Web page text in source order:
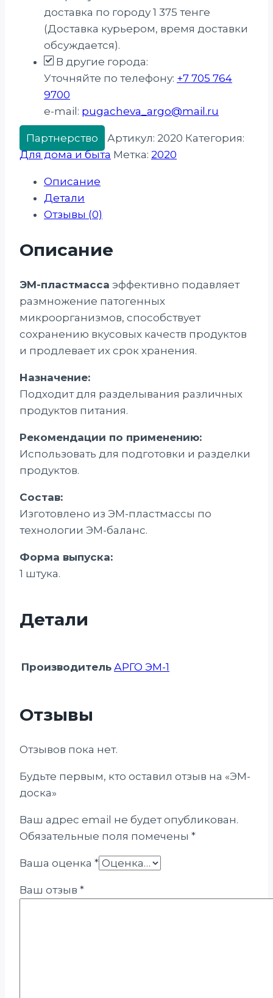
доставка по городу 1 375 тенге
(Доставка курьером, время доставки
обсуждается).
В другие города:
Уточняйте по телефону: +7 705 764
9700
e-mail: pugacheva_argo@mail.ru
Партнерство Артикул: 2020 Категория:
Для дома и быта Метка: 2020
Описание
Детали
Отзывы (0)
Описание
ЭМ-пластмасса эффективно подавляет
размножение патогенных
микроорганизмов, способствует
сохранению вкусовых качеств продуктов
и продлевает их срок хранения.
Назначение:
Подходит для разделывания различных
продуктов питания.
Рекомендации по применению:
Использовать для подготовки и разделки
продуктов.
Состав:
Изготовлено из ЭМ-пластмассы по
технологии ЭМ-баланс.
Форма выпуска:
1 штука.
Детали
Производитель АРГО ЭМ-1
Отзывы
Отзывов пока нет.
Будьте первым, кто оставил отзыв на «ЭМ-
доска»
Ваш адрес email не будет опубликован.
Обязательные поля помечены *
Ваша оценка *
Ваш отзыв *